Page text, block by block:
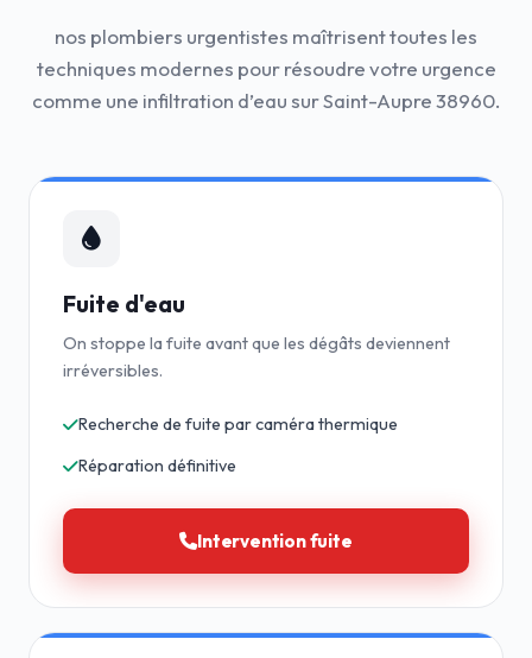
nos plombiers urgentistes maîtrisent toutes les
techniques modernes pour résoudre votre urgence
comme une infiltration d’eau sur Saint-Aupre 38960.
Fuite d'eau
On stoppe la fuite avant que les dégâts deviennent
irréversibles.
Recherche de fuite par caméra thermique
Réparation définitive
Intervention fuite